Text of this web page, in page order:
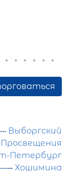
Выборгский
Петербург
Хошимина